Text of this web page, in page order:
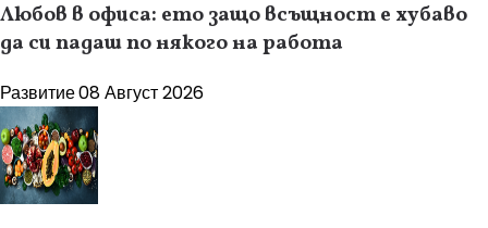
Любов в офиса: ето защо всъщност е хубаво
да си падаш по някого на работа
Развитие08 Август 2026